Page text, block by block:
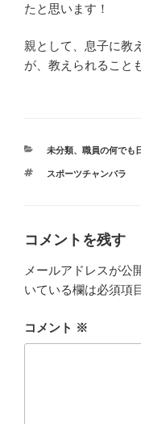
たと思います！
親として、息子に教
が、教えられること
カ
ゴ
未分類、 職員の何でも
タ
スポーツチャンバラ
コメントを残す
メールアドレスが公
いている欄は必須項
コメント ※